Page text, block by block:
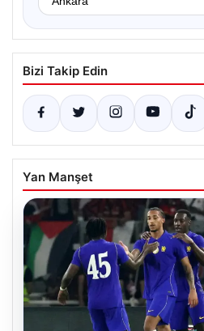
Bizi Takip Edin
Yan Manşet